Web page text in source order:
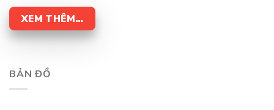
XEM THÊM…
BẢN ĐỒ